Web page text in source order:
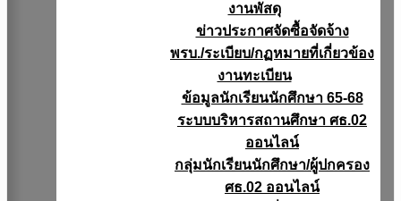
งานพัสดุ
ข่าวประกาศจัดซื้อจัดจ้าง
พรบ./ระเบียบ/กฏหมายที่เกี่ยวข้อง
งานทะเบียน
ข้อมูลนักเรียนนักศึกษา 65-68
ระบบบริหารสถานศึกษา ศธ.02
ออนไลน์
กลุ่มนักเรียนนักศึกษา/ผู้ปกครอง
ศธ.02 ออนไลน์